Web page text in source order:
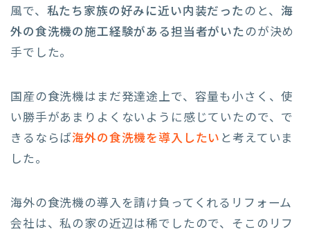
風で、 私たち家族の好みに近い内装だったのと、 海
外の食洗機の施工経験がある担当者がいたのが決め
手でした。
国産の食洗機はまだ発達途上で、容量も小さく、使
い勝手があまりよくないように感じていたので、で
きるならば海外の食洗機を導入したい と考えていま
した。
海外の食洗機の導入を請け負ってくれるリフォーム
会社は、私の家の近辺は稀でしたので、そこのリフ